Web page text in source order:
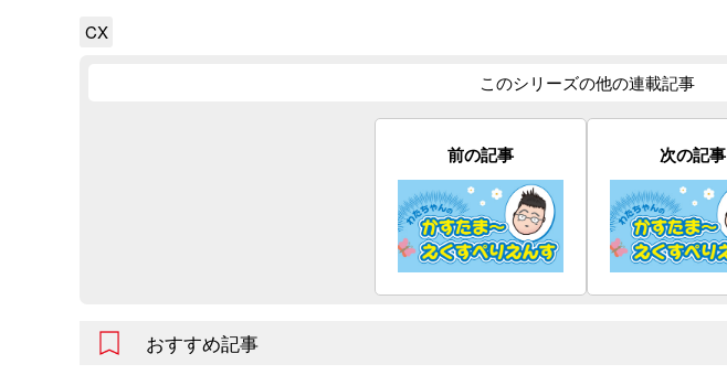
CX
このシリーズの他の連載記事
前の記事 次の記事
おすすめ記事